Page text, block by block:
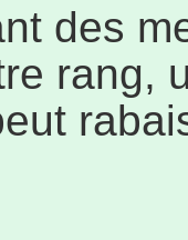
des
rang,